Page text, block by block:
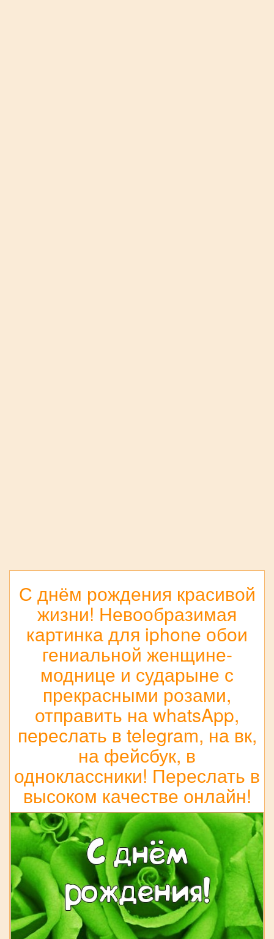
С днём рождения красивой
жизни! Невообразимая
картинка для iphone обои
гениальной женщине-
моднице и сударыне с
прекрасными розами,
отправить на whatsApp,
переслать в telegram, на вк,
на фейсбук, в
одноклассники! Переслать в
высоком качестве онлайн!